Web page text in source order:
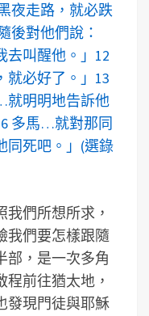
夜走路，就必跌
後對他們說：
去叫醒他。」12
就必好了。」13
明明地告訴他
多馬…就對那同
同死吧。」(選錄
們所想所求，
我們要怎樣跟隨
部，是一次多角
前往猶太地，
發現門徒與耶穌